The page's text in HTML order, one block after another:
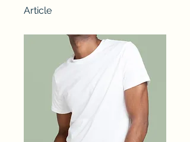
Article